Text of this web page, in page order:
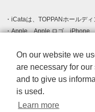
iCataは、TOPPANホールディ
Apple、Apple ロゴ、iPhone
登録された Apple Inc. の商
クです。
Android、Google Play およ
す。
Windows は Microsoft Inc.の
標です。
Adobe、Adobe Reader、
On our website we
are necessary for
and to give us
is used.
Learn more